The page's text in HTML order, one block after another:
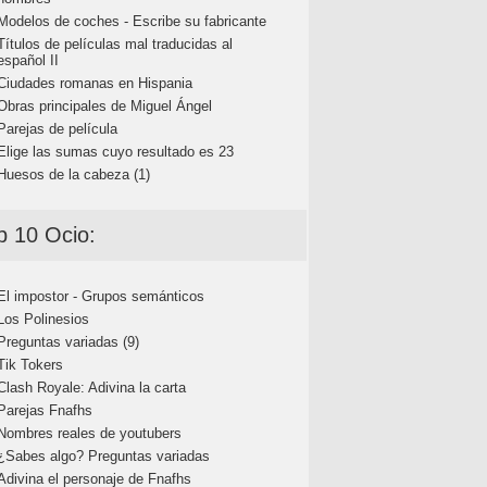
de coches - Escribe su fabricante
de películas mal traducidas al
II
romanas en Hispania
principales de Miguel Ángel
de película
las sumas cuyo resultado es 23
de la cabeza (1)
10 Ocio:
impostor - Grupos semánticos
Polinesios
variadas (9)
Tokers
Royale: Adivina la carta
Fnafhs
reales de youtubers
algo? Preguntas variadas
el personaje de Fnafhs